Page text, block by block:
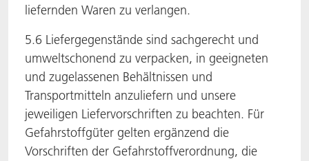
liefernden Waren zu verlangen.
5.6 Liefergegenstände sind sachgerecht und
umweltschonend zu verpacken, in geeigneten
und zugelassenen Behältnissen und
Transportmitteln anzuliefern und unsere
jeweiligen Liefervorschriften zu beachten. Für
Gefahrstoffgüter gelten ergänzend die
Vorschriften der Gefahrstoffverordnung, die